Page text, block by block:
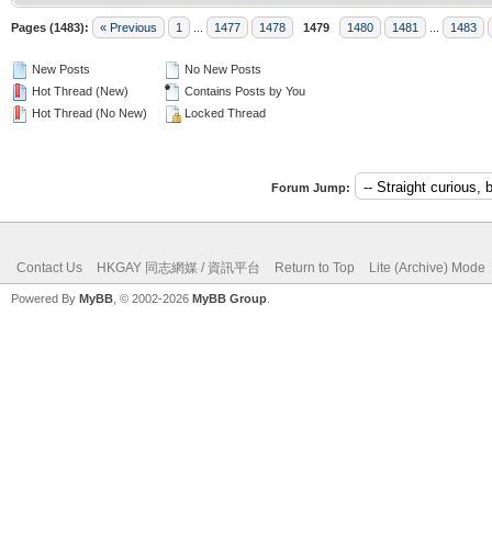
Pages (1483): « Previous 1 1477 1478 1479 1480 1481 1483
New Posts
Hot Thread (New)
Hot Thread (No New)
No New Posts
Contains Posts by You
Locked Thread
Forum Jump:
Contact Us HKGAY 同志網媒 / 資訊平台 Return to Top Lite (Archive) Mode
Powered By MyBB , © 2002-2026 MyBB Group